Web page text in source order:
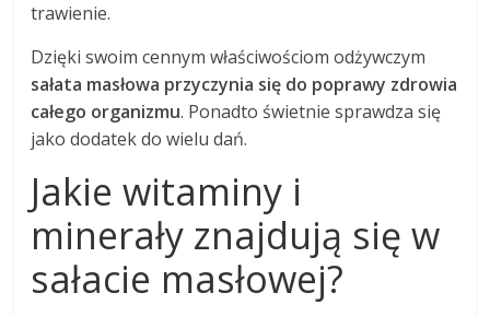
trawienie.
Dzięki swoim cennym właściwościom odżywczym
sałata masłowa przyczynia się do poprawy zdrowia
całego organizmu. Ponadto świetnie sprawdza się
jako dodatek do wielu dań.
Jakie witaminy i
minerały znajdują się w
sałacie masłowej?